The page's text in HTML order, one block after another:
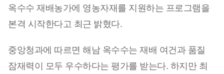
옥수수 재배농가에 영농자재를 지원하는 프로그램을
본격 시작한다고 최근 밝혔다.
중앙청과에 따르면 해남 옥수수는 재배 여건과 품질
잠재력이 모두 우수하다는 평가를 받는다. 하지만 최